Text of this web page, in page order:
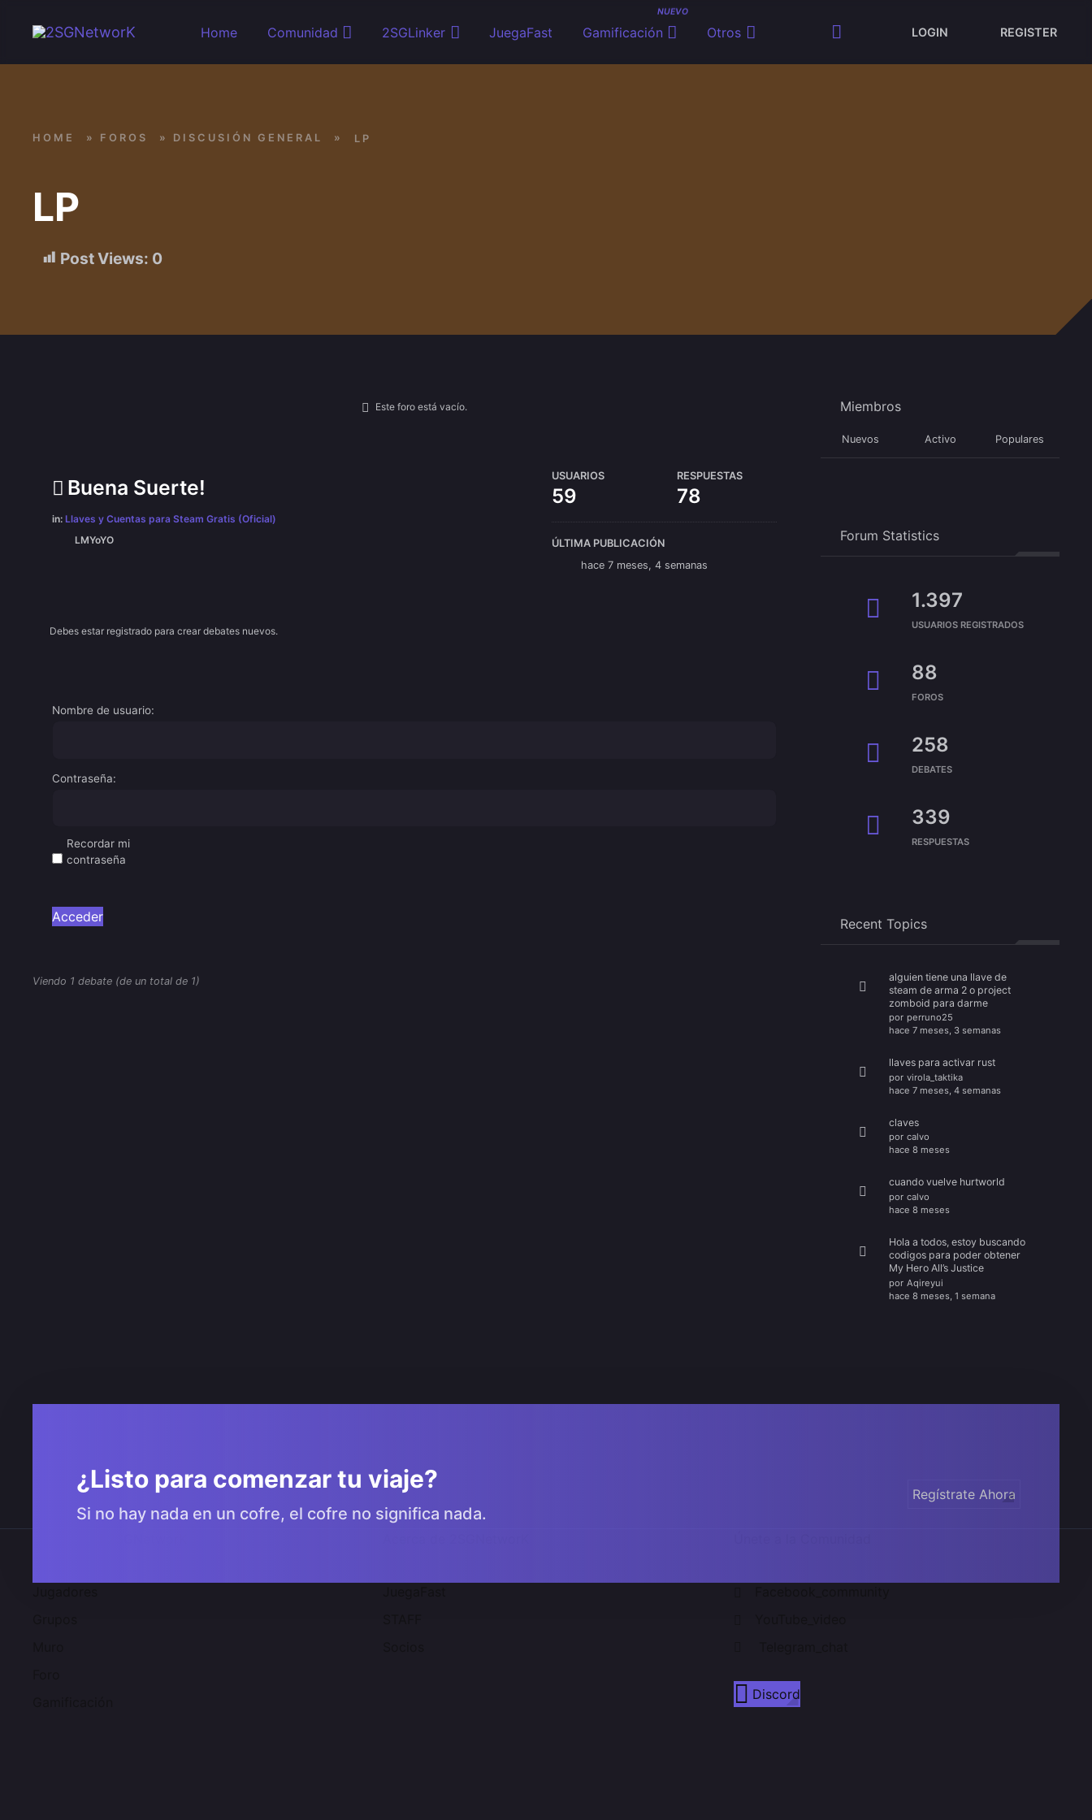
Home
Comunidad 2SGLinker JuegaFast Gamificación
NUEVO
Otros LOGIN REGISTER
LP
Post Views: 0
HOME » FOROS » DISCUSIÓN GENERAL » LP
Este foro está vacío.
Viendo 1 debate (de un total de 1)
Buena Suerte!
in:Llaves y Cuentas para Steam Gratis (Oficial)
LMYoYO
USUARIOS
59
RESPUESTAS
78
ÚLTIMA PUBLICACIÓN
hace 7 meses, 4 semanas
Debes estar registrado para crear debates nuevos.
Nombre de usuario:
Contraseña:
Recordar mi
contraseña
Acceder
Miembros
Nuevos Activo Populares
Forum Statistics
1.397
USUARIOS REGISTRADOS
88
FOROS
258
DEBATES
339
RESPUESTAS
Recent Topics
alguien tiene una llave de
steam de arma 2 o project
zomboid para darme
por perruno25
hace 7 meses, 3 semanas
llaves para activar rust
por virola_taktika
hace 7 meses, 4 semanas
claves
por calvo
hace 8 meses
cuando vuelve hurtworld
por calvo
hace 8 meses
Hola a todos, estoy buscando
codigos para poder obtener
My Hero All’s Justice
por Aqireyui
hace 8 meses, 1 semana
¿Listo para comenzar tu viaje?
Si no hay nada en un cofre, el cofre no significa nada.
Regístrate Ahora
Discord